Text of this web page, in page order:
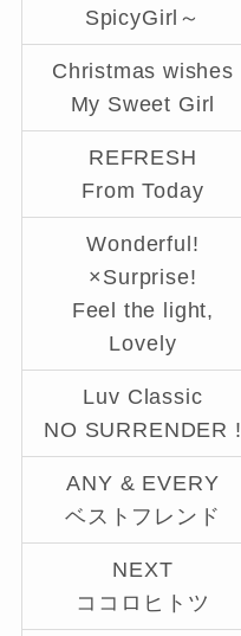
SpicyGirl～
Christmas wishes
My Sweet Girl
REFRESH
From Today
Wonderful!
×Surprise!
Feel the light,
Lovely
Luv Classic
NO SURRENDER !
ANY & EVERY
ベストフレンド
NEXT
ココロヒトツ